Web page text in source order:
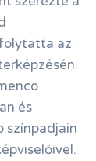
az
és
színpadjain